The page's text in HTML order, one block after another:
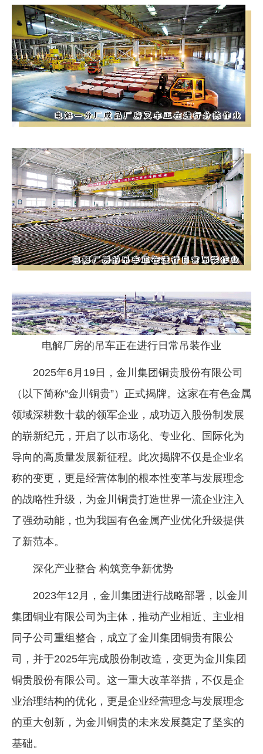
电解厂房的吊车正在进行日常吊装作业
2025年6月19日，金川集团铜贵股份有限公司
（以下简称“金川铜贵”）正式揭牌。这家在有色金属
领域深耕数十载的领军企业，成功迈入股份制发展
的崭新纪元，开启了以市场化、专业化、国际化为
导向的高质量发展新征程。此次揭牌不仅是企业名
称的变更，更是经营体制的根本性变革与发展理念
的战略性升级，为金川铜贵打造世界一流企业注入
了强劲动能，也为我国有色金属产业优化升级提供
了新范本。
深化产业整合 构筑竞争新优势
2023年12月，金川集团进行战略部署，以金川
集团铜业有限公司为主体，推动产业相近、主业相
同子公司重组整合，成立了金川集团铜贵有限公
司，并于2025年完成股份制改造，变更为金川集团
铜贵股份有限公司。这一重大改革举措，不仅是企
业治理结构的优化，更是企业经营理念与发展理念
的重大创新，为金川铜贵的未来发展奠定了坚实的
基础。